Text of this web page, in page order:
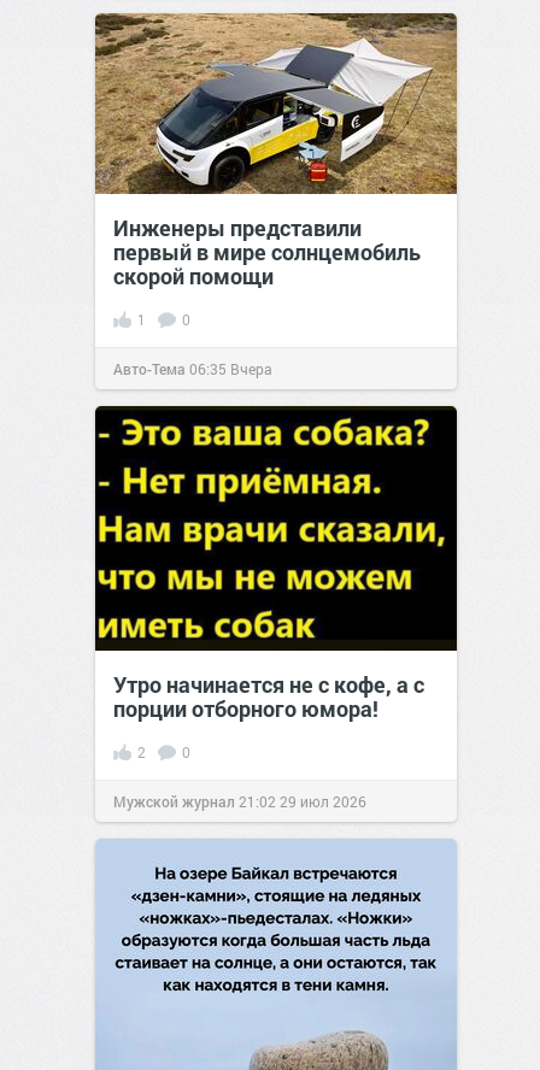
Инженеры представили
первый в мире солнцемобиль
скорой помощи
1 0
Авто-Тема 06:35 Вчера
Утро начинается не с кофе, а с
порции отборного юмора!
2 0
Мужской журнал 21:02 29 июл 2026